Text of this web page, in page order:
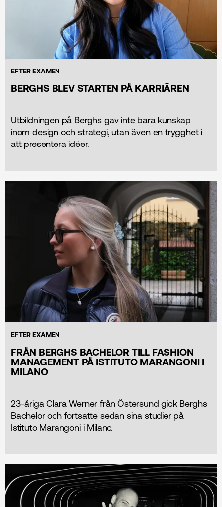
EFTER EXAMEN
BERGHS BLEV STARTEN PÅ KARRIÄREN
Utbildningen på Berghs gav inte bara kunskap
inom design och strategi, utan även en trygghet i
att presentera idéer.
EFTER EXAMEN
FRÅN BERGHS BACHELOR TILL FASHION
MANAGEMENT PÅ ISTITUTO MARANGONI I
MILANO
23-åriga Clara Werner från Östersund gick Berghs
Bachelor och fortsatte sedan sina studier på
Istituto Marangoni i Milano.